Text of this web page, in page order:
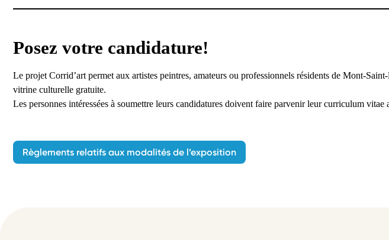
Posez votre candidature!
Le projet Corrid’art permet aux artistes peintres, amateurs ou professionnels résidents de Mont-
vitrine culturelle gratuite.
Les personnes intéressées à soumettre leurs candidatures doivent faire parvenir leur curriculum
Règlements relatifs aux modalités de l’exposition